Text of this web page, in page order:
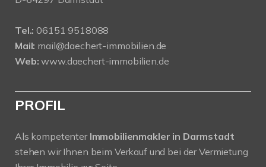
Tel.: 06151 9518088
Mail: mail@daechert-immobilien.de
Web: www.daechert-immobilien.de
PROFIL
Als kompetenter Immobilienmakler in Darmstadt
stehen wir Ihnen beim Verkauf und bei der Vermietung